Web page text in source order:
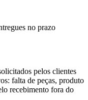
no prazo
pelos clientes
falta de peças, produto
recebimento fora do